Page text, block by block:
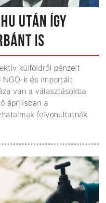
UTÁN ÍGY
IS
külföldről pénzelt
NGO-k és importált
van a választásokba
áprilisban a
felvonultatnák